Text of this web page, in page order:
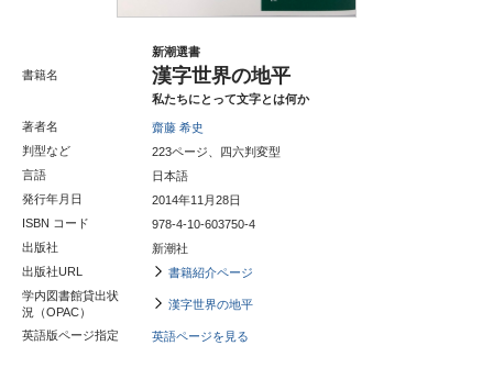
書籍名
新潮選書
漢字世界の地平
私たちにとって文字とは何か
著者名
齋藤 希史
判型など
223ページ、四六判変型
言語
日本語
発行年月日
2014年11月28日
ISBN コード
978-4-10-603750-4
出版社
新潮社
出版社URL
書籍紹介ページ
学内図書館貸出状
況（OPAC）
漢字世界の地平
英語版ページ指定 英語ページを見る